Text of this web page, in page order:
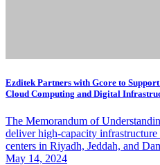
Ezditek Partners with Gcore to
Cloud Computing and Digital
The Memorandum of
deliver high-capacity
centers in Riyadh, Jeddah, and
May 14, 2024